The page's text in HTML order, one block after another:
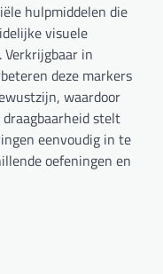
hulpmiddelen die
visuele
in
deze markers
waardoor
stelt
eenvoudig in te
oefeningen en